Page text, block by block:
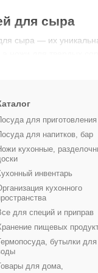
для сыра
сыра — их
сервировки.
больших головок
продукта и
идеально.
ножей для
функциональность
для приготовления
для напитков, бар
кухонные,
инвентарь
кухонного
для специй и приправ
пищевых
бутылки для
для дома,